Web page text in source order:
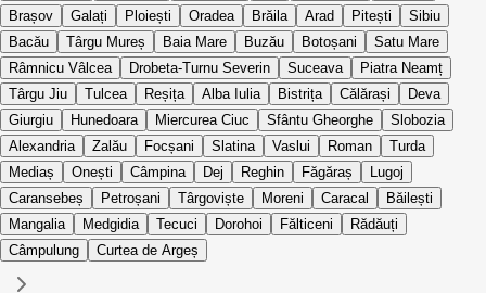
Brașov
Galați Ploiești Oradea Brăila Arad Pitești
Sibiu
Bacău
Târgu Mureș Baia Mare Buzău Botoșani
Satu Mare
Râmnicu Vâlcea
Drobeta-Turnu Severin Suceava
Piatra Neamț
Târgu Jiu
Tulcea Reșița Alba Iulia Bistrița Călărași
Deva
Giurgiu
Hunedoara Miercurea Ciuc Sfântu Gheorghe
Slobozia
Alexandria
Zalău Focșani Slatina Vaslui Roman
Turda
Mediaș
Onești Câmpina Dej Reghin Făgăraș
Lugoj
Caransebeș
Petroșani Târgoviște Moreni Caracal
Băilești
Mangalia
Medgidia Tecuci Dorohoi Fălticeni
Rădăuți
Câmpulung
Curtea de Argeș